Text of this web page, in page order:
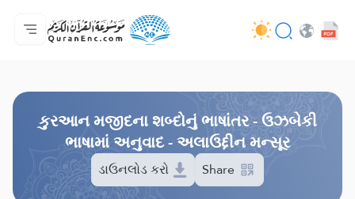
મુખ્ય પેજ
ભાષાંતરોની યાદી
Audio
વિકાસકની સેવાઓ - API
પ્રોજેકટ વિશે
અમારો સંપર્ક
ભાષા
કુરઆન મજીદના શબ્દોનું ભાષાંતર - ઉઝબેકી
ભાષામાં અનુવાદ - અલાઉદ્દીન મન્સૂર
ડાઉનલોડ કરો Share